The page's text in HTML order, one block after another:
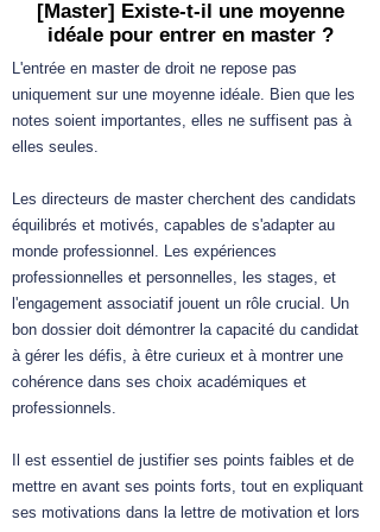
[Master] Existe-t-il une moyenne
idéale pour entrer en master ?
L'entrée en master de droit ne repose pas
uniquement sur une moyenne idéale. Bien que les
notes soient importantes, elles ne suffisent pas à
elles seules.
Les directeurs de master cherchent des candidats
équilibrés et motivés, capables de s'adapter au
monde professionnel. Les expériences
professionnelles et personnelles, les stages, et
l'engagement associatif jouent un rôle crucial. Un
bon dossier doit démontrer la capacité du candidat
à gérer les défis, à être curieux et à montrer une
cohérence dans ses choix académiques et
professionnels.
Il est essentiel de justifier ses points faibles et de
mettre en avant ses points forts, tout en expliquant
ses motivations dans la lettre de motivation et lors